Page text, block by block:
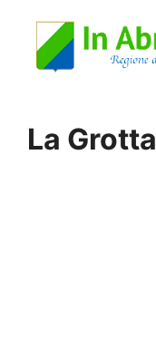
La Grotta